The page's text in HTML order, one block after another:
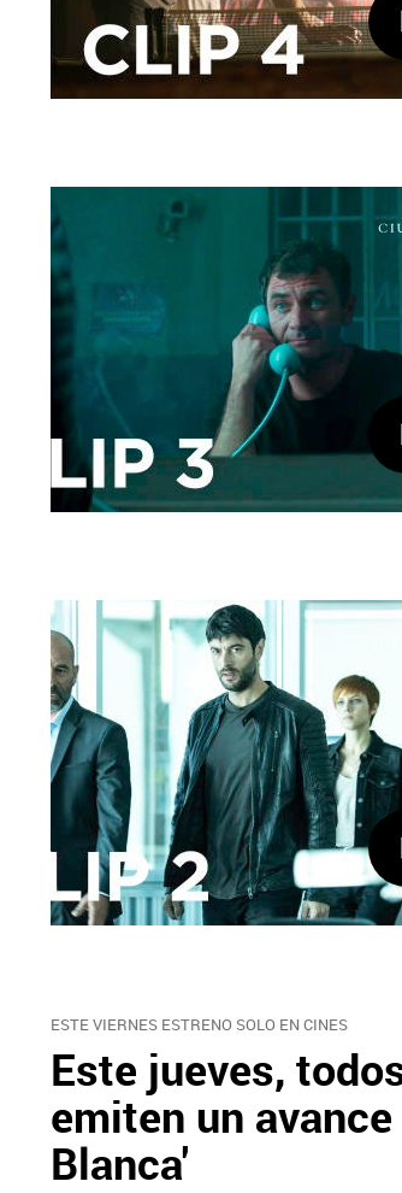
ESTE VIERNES ESTRENO SOLO EN CINES
Este jueves,
emiten un
Blanca'